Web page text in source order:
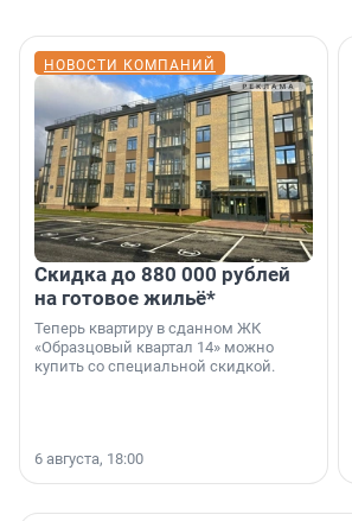
НОВОСТИ КОМПАНИЙ
Скидка до 880 000 рублей
на готовое жильё*
Теперь квартиру в сданном ЖК
«Образцовый квартал 14» можно
купить со специальной скидкой.
6 августа, 18:00